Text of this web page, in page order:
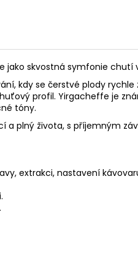
jako skvostná symfonie chutí
kdy se čerstvé plody
profil. Yirgacheffe je
tóny.
a plný života, s příjemným
extrakci, nastavení